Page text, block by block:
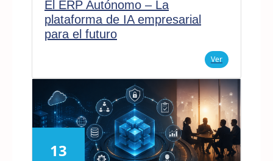
El ERP Autónomo – La
plataforma de IA empresarial
para el futuro
Ver
13